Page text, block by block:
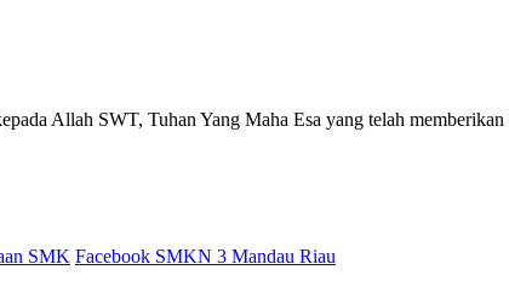
Allah SWT, Tuhan Yang Maha Esa yang telah
SMK Facebook SMKN 3 Mandau Riau